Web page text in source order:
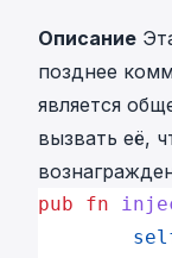
Описание
позднее
является
вызвать её,
pub fn